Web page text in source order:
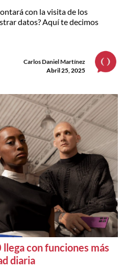
con la visita de los
datos? Aquí te decimos
Carlos Daniel Martínez
Abril 25, 2025
con funciones más
diaria